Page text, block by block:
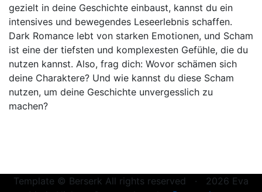
gezielt in deine Geschichte einbaust, kannst du ein
intensives und bewegendes Leseerlebnis schaffen.
Dark Romance lebt von starken Emotionen, und Scham
ist eine der tiefsten und komplexesten Gefühle, die du
nutzen kannst. Also, frag dich: Wovor schämen sich
deine Charaktere? Und wie kannst du diese Scham
nutzen, um deine Geschichte unvergesslich zu
machen?
Template © Berserk All rights reserved · 2026 Eva